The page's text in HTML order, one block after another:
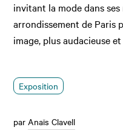
invitant la mode dans ses
arrondissement de Paris
image, plus audacieuse
Exposition
parAnaïs Clavell